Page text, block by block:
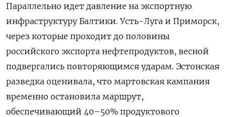
Параллельно идет давление на экспортную
инфраструктуру Балтики. Усть-Луга и Приморск,
через которые проходит до половины
российского экспорта нефтепродуктов, весной
подвергались повторяющимся ударам. Эстонская
разведка оценивала, что мартовская кампания
временно остановила маршрут,
обеспечивающий 40–50% продуктового